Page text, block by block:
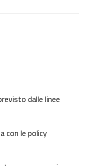
dalle linee
con le policy